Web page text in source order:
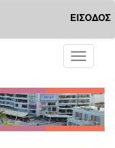
ΕΙΣΟΔΟΣ
Toggle